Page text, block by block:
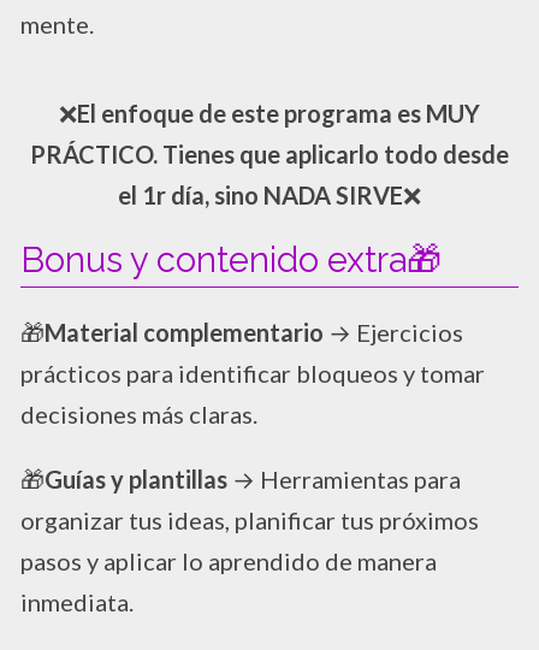
mente.
❌El enfoque de este programa es MUY
PRÁCTICO. Tienes que aplicarlo todo desde
el 1r día, sino NADA SIRVE❌
Bonus y contenido extra🎁
🎁Material complementario → Ejercicios
prácticos para identificar bloqueos y tomar
decisiones más claras.
🎁Guías y plantillas → Herramientas para
organizar tus ideas, planificar tus próximos
pasos y aplicar lo aprendido de manera
inmediata.